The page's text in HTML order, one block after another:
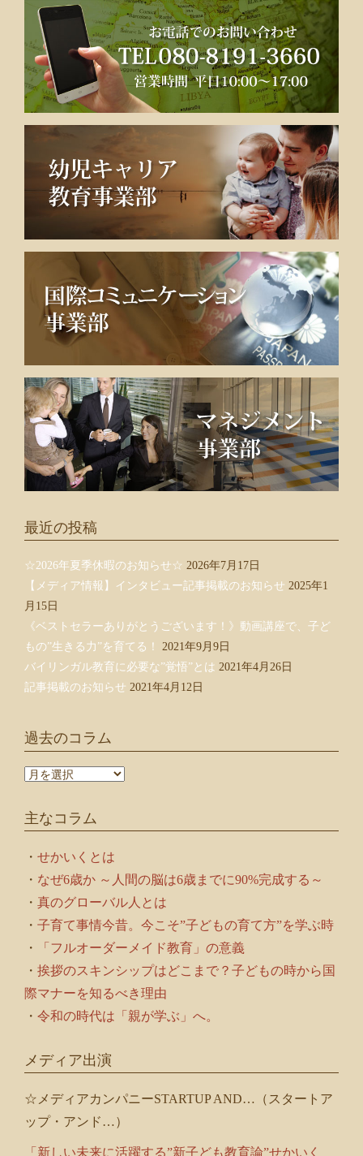
最近の投稿
☆2026年夏季休暇のお知らせ☆ 2026年7月17日
【メディア情報】インタビュー記事掲載のお知らせ 2025年1
月15日
《ベストセラーありがとうございます！》動画講座で、子ど
もの”生きる力”を育てる！
2021年9月9日
バイリンガル教育に必要な”覚悟”とは 2021年4月26日
記事掲載のお知らせ 2021年4月12日
過去のコラム
過
コ
ム
主なコラム
・ せかいくとは
・ なぜ6歳か ～人間の脳は6歳までに90%完成する～
・ 真のグローバル人とは
・ 子育て事情今昔。今こそ”子どもの育て方”を学ぶ時
・
「フルオーダーメイド教育」の意義
・ 挨拶のスキンシップはどこまで？子どもの時から国
際マナーを知るべき理由
・ 令和の時代は「親が学ぶ」へ。
メディア出演
☆メディアカンパニーSTARTUP AND…（スタートア
ップ・アンド…）
「新しい未来に活躍する”新子ども教育論”せかいく